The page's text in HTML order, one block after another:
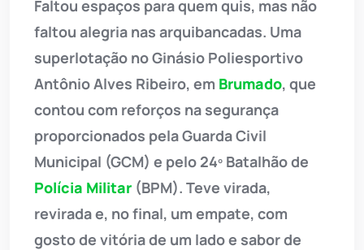
Faltou espaços para quem quis, mas não
faltou alegria nas arquibancadas. Uma
superlotação no Ginásio Poliesportivo
Antônio Alves Ribeiro, em Brumado, que
contou com reforços na segurança
proporcionados pela Guarda Civil
Municipal (GCM) e pelo 24º Batalhão de
Polícia Militar (BPM). Teve virada,
revirada e, no final, um empate, com
gosto de vitória de um lado e sabor de